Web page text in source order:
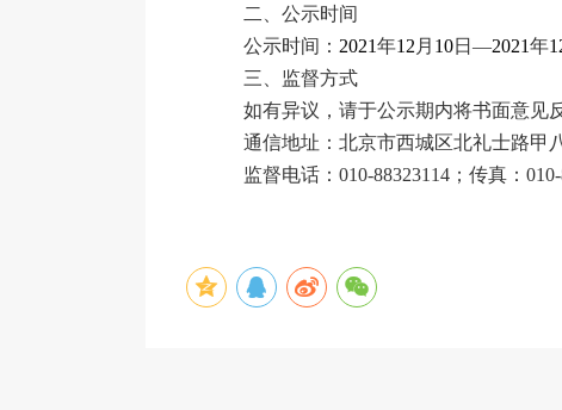
二、公示时间
公示时间： 2021年12 月 10日—2021年
三、监督方式
如有异议，请于公示期内将书面意见
通信地址：北京市西城区北礼士路甲
监督电话：010-88323114；传真：010-